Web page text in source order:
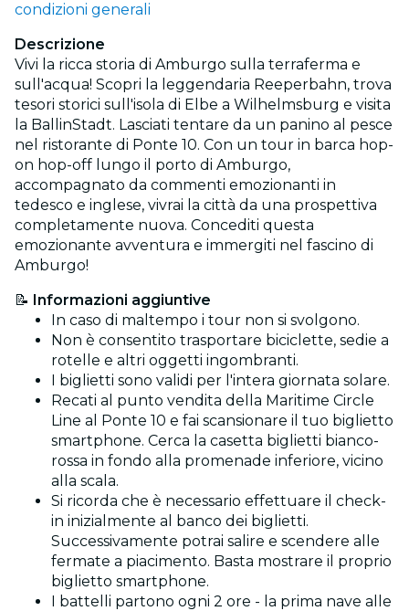
condizioni generali
Descrizione
Vivi la ricca storia di Amburgo sulla terraferma e
sull'acqua! Scopri la leggendaria Reeperbahn, trova
tesori storici sull'isola di Elbe a Wilhelmsburg e visita
la BallinStadt. Lasciati tentare da un panino al pesce
nel ristorante di Ponte 10. Con un tour in barca hop-
on hop-off lungo il porto di Amburgo,
accompagnato da commenti emozionanti in
tedesco e inglese, vivrai la città da una prospettiva
completamente nuova. Concediti questa
emozionante avventura e immergiti nel fascino di
Amburgo!
📝
Informazioni aggiuntive
In caso di maltempo i tour non si svolgono.
Non è consentito trasportare biciclette, sedie a
rotelle e altri oggetti ingombranti.
I biglietti sono validi per l'intera giornata solare.
Recati al punto vendita della Maritime Circle
Line al Ponte 10 e fai scansionare il tuo biglietto
smartphone. Cerca la casetta biglietti bianco-
rossa in fondo alla promenade inferiore, vicino
alla scala.
Si ricorda che è necessario effettuare il check-
in inizialmente al banco dei biglietti.
Successivamente potrai salire e scendere alle
fermate a piacimento. Basta mostrare il proprio
biglietto smartphone.
I battelli partono ogni 2 ore - la prima nave alle